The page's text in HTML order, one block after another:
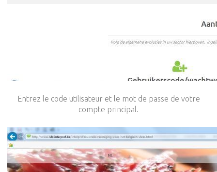
Entrez le code utilisateur et le mot de passe de votre
compte principal.